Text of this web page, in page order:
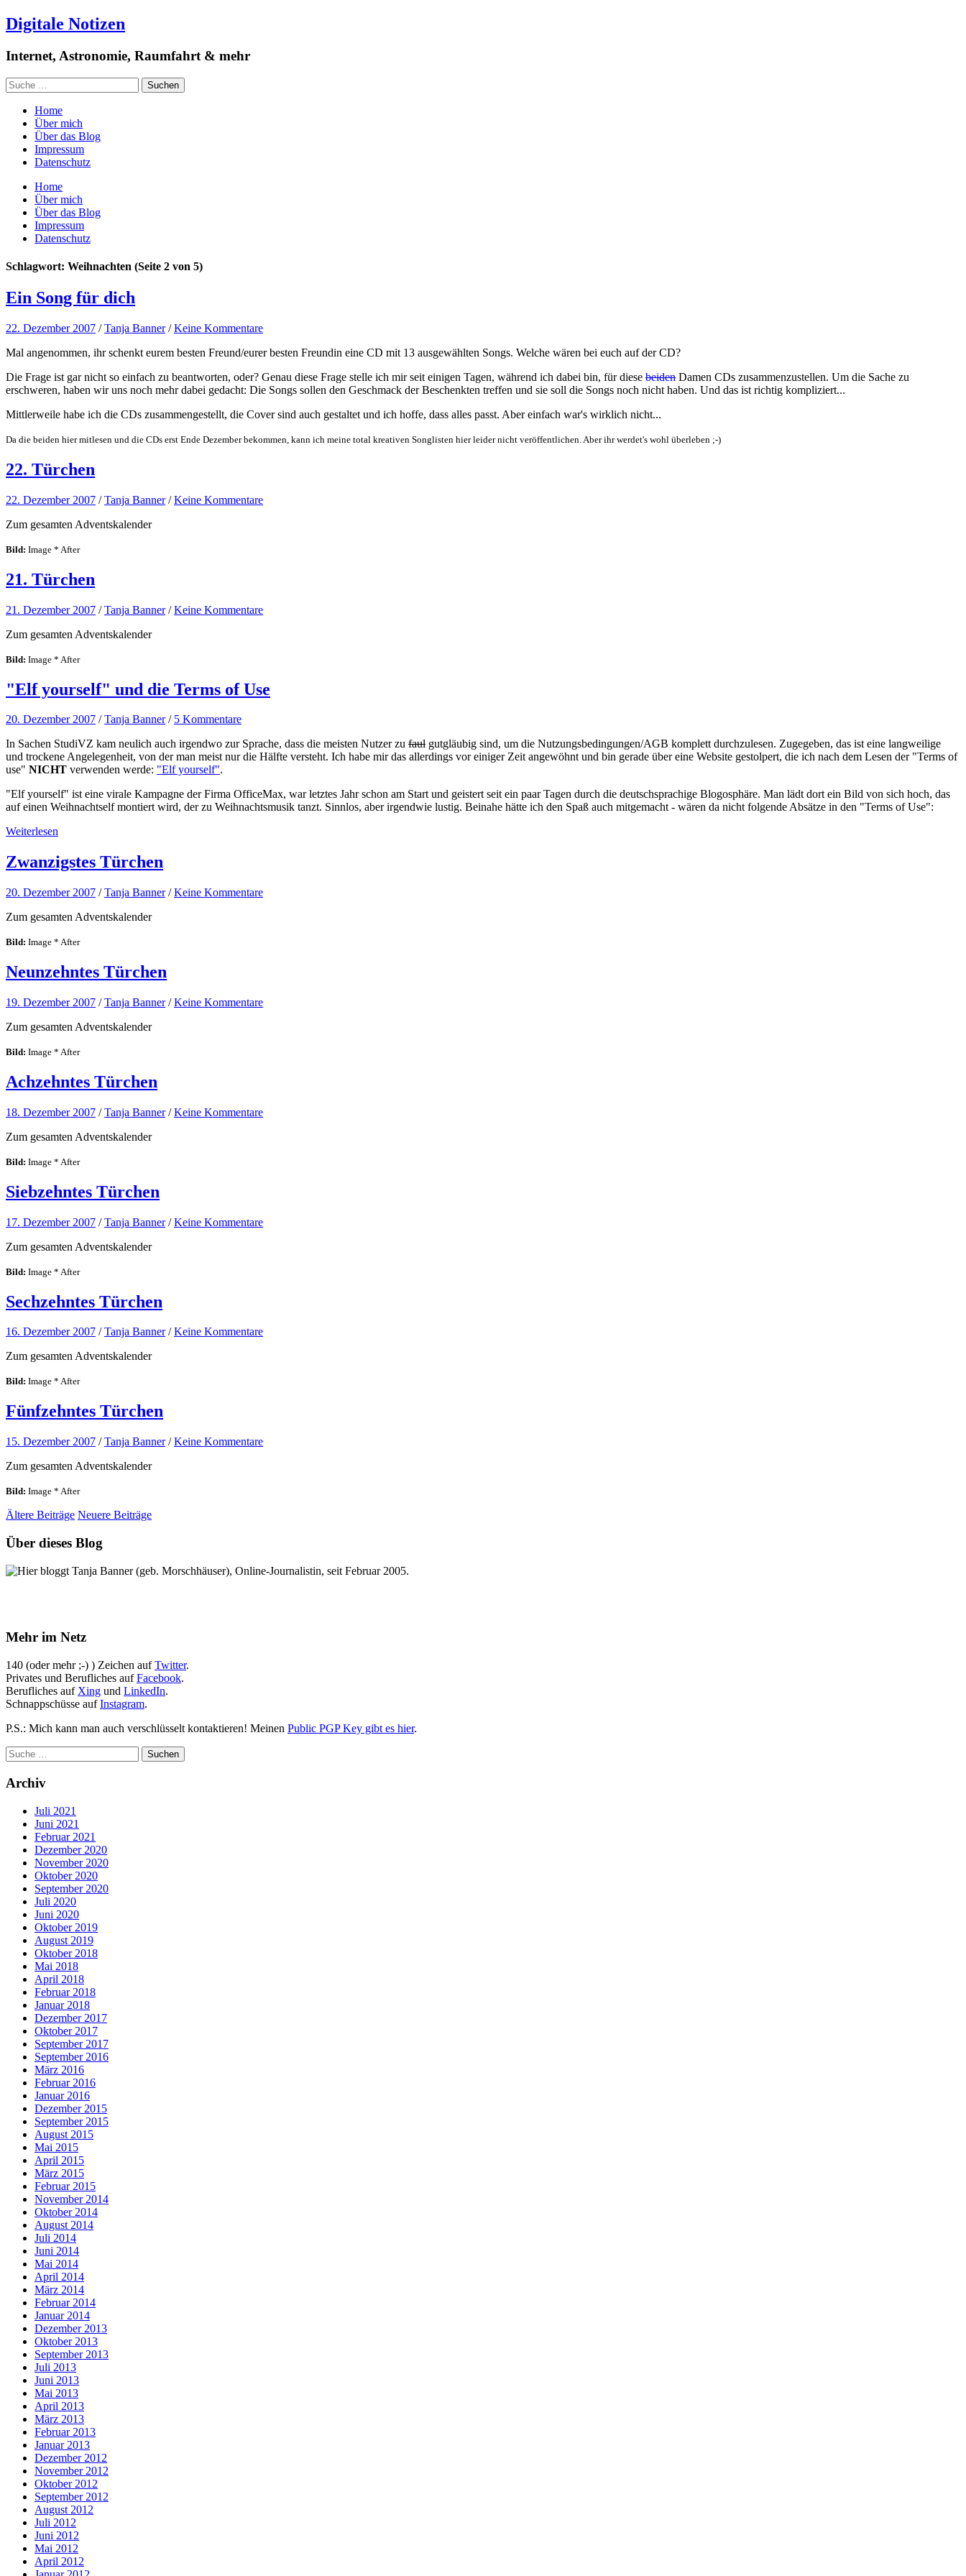
Digitale Notizen
Internet, Astronomie, Raumfahrt & mehr
Home
Über mich
Über das Blog
Impressum
Datenschutz
Home
Über mich
Über das Blog
Impressum
Datenschutz
Schlagwort: Weihnachten (Seite 2 von 5)
Ein Song für dich
22. Dezember 2007 /Tanja Banner /Keine Kommentare
Mal angenommen, ihr schenkt eurem besten Freund/eurer besten Freundin eine CD mit 13 ausgewählten Songs. Welche wären bei euch auf der CD?
Die Frage ist gar nicht so einfach zu beantworten, oder? Genau diese Frage stelle ich mir seit einigen Tagen, während ich dabei bin, für diese beiden Damen CDs zusammenzustellen. Um die Sache zu
erschweren, haben wir uns noch mehr dabei gedacht: Die Songs sollen den Geschmack der Beschenkten treffen und sie soll die Songs noch nicht haben. Und das ist richtig kompliziert...
Mittlerweile habe ich die CDs zusammengestellt, die Cover sind auch gestaltet und ich hoffe, dass alles passt. Aber einfach war's wirklich nicht...
Da die beiden hier mitlesen und die CDs erst Ende Dezember bekommen, kann ich meine total kreativen Songlisten hier leider nicht veröffentlichen. Aber ihr werdet's wohl überleben ;-)
22. Türchen
22. Dezember 2007 /Tanja Banner /Keine Kommentare
Zum gesamten Adventskalender
Bild: Image * After
21. Türchen
21. Dezember 2007 /Tanja Banner /Keine Kommentare
Zum gesamten Adventskalender
Bild: Image * After
"Elf yourself" und die Terms of Use
20. Dezember 2007 /Tanja Banner / 5 Kommentare
In Sachen StudiVZ kam neulich auch irgendwo zur Sprache, dass die meisten Nutzer zu faul gutgläubig sind, um die Nutzungsbedingungen/AGB komplett durchzulesen. Zugegeben, das ist eine langweilige
und trockene Angelegenheit, von der man meist nur die Hälfte versteht. Ich habe mir das allerdings vor einiger Zeit angewöhnt und bin gerade über eine Website gestolpert, die ich nach dem Lesen der "Terms of
use" NICHT verwenden werde: "Elf yourself".
"Elf yourself" ist eine virale Kampagne der Firma OfficeMax, war letztes Jahr schon am Start und geistert seit ein paar Tagen durch die deutschsprachige Blogosphäre. Man lädt dort ein Bild von sich hoch, das
auf einen Weihnachtself montiert wird, der zu Weihnachtsmusik tanzt. Sinnlos, aber irgendwie lustig. Beinahe hätte ich den Spaß auch mitgemacht - wären da nicht folgende Absätze in den "Terms of Use":
Weiterlesen
Zwanzigstes Türchen
20. Dezember 2007 /Tanja Banner /Keine Kommentare
Zum gesamten Adventskalender
Bild: Image * After
Neunzehntes Türchen
19. Dezember 2007 /Tanja Banner /Keine Kommentare
Zum gesamten Adventskalender
Bild: Image * After
Achzehntes Türchen
18. Dezember 2007 /Tanja Banner /Keine Kommentare
Zum gesamten Adventskalender
Bild: Image * After
Siebzehntes Türchen
17. Dezember 2007 /Tanja Banner /Keine Kommentare
Zum gesamten Adventskalender
Bild: Image * After
Sechzehntes Türchen
16. Dezember 2007 /Tanja Banner /Keine Kommentare
Zum gesamten Adventskalender
Bild: Image * After
Fünfzehntes Türchen
15. Dezember 2007 /Tanja Banner /Keine Kommentare
Zum gesamten Adventskalender
Bild: Image * After
Ältere Beiträge Neuere Beiträge
Über dieses Blog
Hier bloggt Tanja Banner (geb. Morschhäuser), Online-Journalistin, seit Februar 2005.
Mehr im Netz
140 (oder mehr ;-) ) Zeichen aufTwitter.
Privates und Berufliches aufFacebook.
Berufliches auf Xing und LinkedIn.
Schnappschüsse aufInstagram.
P.S.: Mich kann man auch verschlüsselt kontaktieren! Meinen Public PGP Key gibt es hier.
Archiv
Juli 2021
Juni 2021
Februar 2021
Dezember 2020
November 2020
Oktober 2020
September 2020
Juli 2020
Juni 2020
Oktober 2019
August 2019
Oktober 2018
Mai 2018
April 2018
Februar 2018
Januar 2018
Dezember 2017
Oktober 2017
September 2017
September 2016
März 2016
Februar 2016
Januar 2016
Dezember 2015
September 2015
August 2015
Mai 2015
April 2015
März 2015
Februar 2015
November 2014
Oktober 2014
August 2014
Juli 2014
Juni 2014
Mai 2014
April 2014
März 2014
Februar 2014
Januar 2014
Dezember 2013
Oktober 2013
September 2013
Juli 2013
Juni 2013
Mai 2013
April 2013
März 2013
Februar 2013
Januar 2013
Dezember 2012
November 2012
Oktober 2012
September 2012
August 2012
Juli 2012
Juni 2012
Mai 2012
April 2012